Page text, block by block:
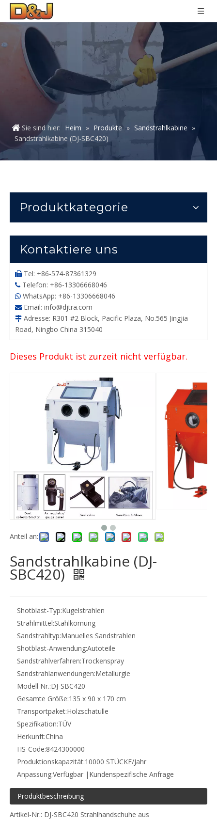
Sie sind hier: Heim » Produkte » Sandstrahlkabine »
Sandstrahlkabine (DJ-SBC420)
Produktkategorie
Kontaktiere uns
 Tel: +86-574-87361329
 Telefon: +86-13306668046
 WhatsApp: +86-13306668046
 Email: info@djtra.com
 Adresse: R301 #2 Block, Pacific Plaza, No.565 Jingjia
Road, Ningbo China 315040
Dieses Produkt ist zurzeit nicht verfügbar.
Anteil an:
Sandstrahlkabine (DJ-
SBC420)
Shotblast-Typ:Kugelstrahlen
Strahlmittel:Stahlkörnung
Sandstrahltyp:Manuelles Sandstrahlen
Shotblast-Anwendung:Autoteile
Sandstrahlverfahren:Trockenspray
Sandstrahlanwendungen:Metallurgie
Modell Nr.:DJ-SBC420
Gesamte Größe:135 x 90 x 170 cm
Transportpaket:Holzschatulle
Spezifikation:TÜV
Herkunft:China
HS-Code:8424300000
Produktionskapazität:10000 STÜCKE/Jahr
Anpassung:Verfügbar |Kundenspezifische Anfrage
Produktbeschreibung
Artikel-Nr.: DJ-SBC420 Strahlhandschuhe aus